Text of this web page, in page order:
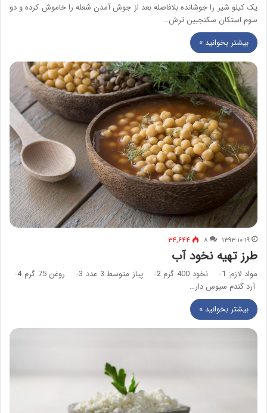
یک کیلو شیر را جوشانده بلافاصله بعد از جوش آمدن شعله را خاموش کرده و دو
سوم استکان سکنجبین ترش…
بیشتر بخوانید »
۱۳۹۳-۱۰-۱۹ ۸ ۳۴,۶۴۴
طرز تهیه نخود آب
مواد لازم: 1- نخود 400 گرم 2- پياز متوسط 3 عدد 3- روغن 75 گرم 4-
آرد گندم سبوس دار…
بیشتر بخوانید »